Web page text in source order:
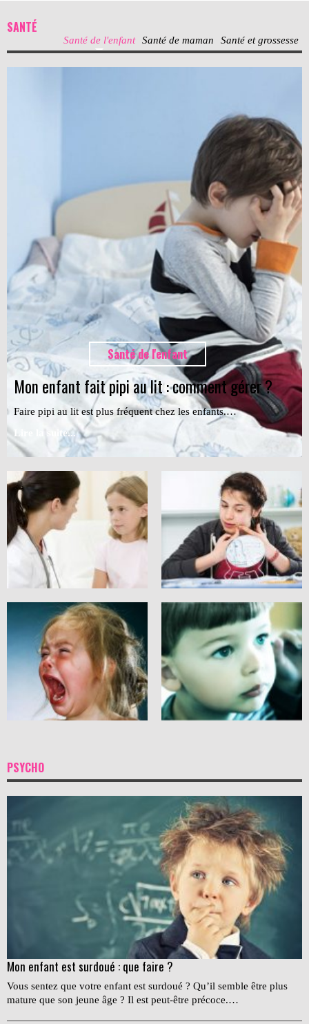
SANTÉ
Santé de l'enfant Santé de maman Santé et grossesse
Santé de l'enfant
Mon enfant fait pipi au lit : comment gérer ?
Faire pipi au lit est plus fréquent chez les enfants.…
Lire la suite...
PSYCHO
Mon enfant est surdoué : que faire ?
Vous sentez que votre enfant est surdoué ? Qu’il semble être plus
mature que son jeune âge ? Il est peut-être précoce.…